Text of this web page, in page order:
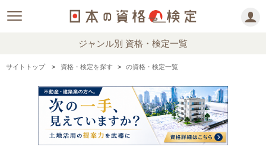
ジャンル別 資格・検定一覧
サイトトップ 資格・検定を探す の資格・検定一覧